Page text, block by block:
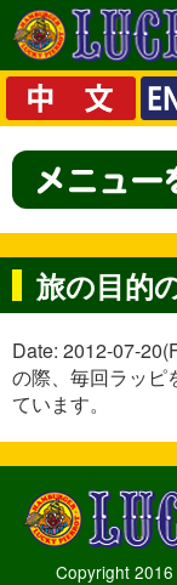
旅の目的
Date: 2012-07-
の際、毎回ラッピ
ています。
Copyright